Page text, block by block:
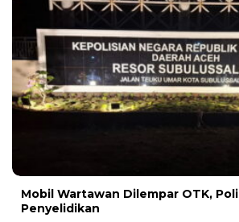
Mobil Wartawan Dilempar OTK,
Penyelidikan